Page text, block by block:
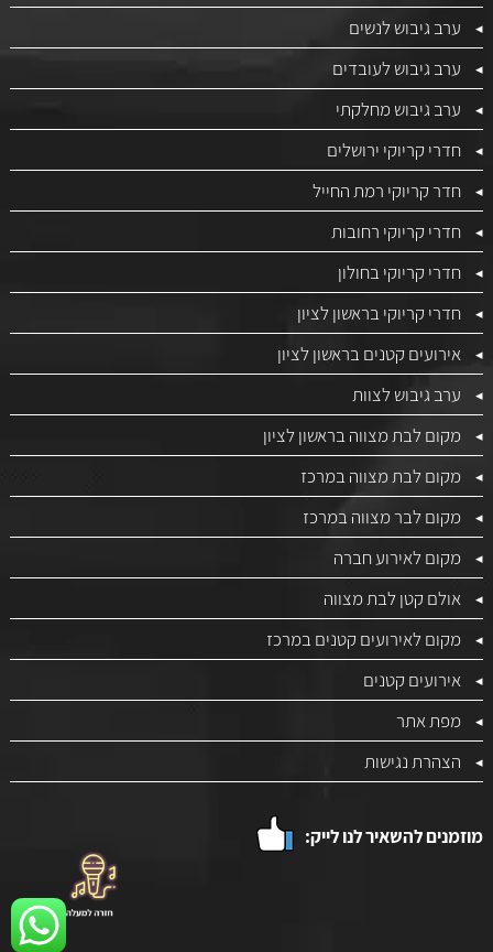
ערב גיבוש לנשים
ערב גיבוש לעובדים
ערב גיבוש מחלקתי
חדרי קריוקי ירושלים
חדר קריוקי רמת החייל
חדרי קריוקי רחובות
חדרי קריוקי בחולון
חדרי קריוקי בראשון לציון
אירועים קטנים בראשון לציון
ערב גיבוש לצוות
מקום לבת מצווה בראשון לציון
מקום לבת מצווה במרכז
מקום לבר מצווה במרכז
מקום לאירוע חברה
אולם קטן לבת מצווה
מקום לאירועים קטנים במרכז
אירועים קטנים
מפת אתר
הצהרת נגישות
מוזמנים להשאיר לנו לייק: